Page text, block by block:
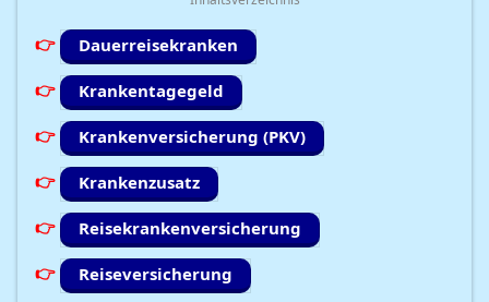
Dauerreisekranken
Krankentagegeld
Krankenversicherung (PKV)
Krankenzusatz
Reisekrankenversicherung
Reiseversicherung